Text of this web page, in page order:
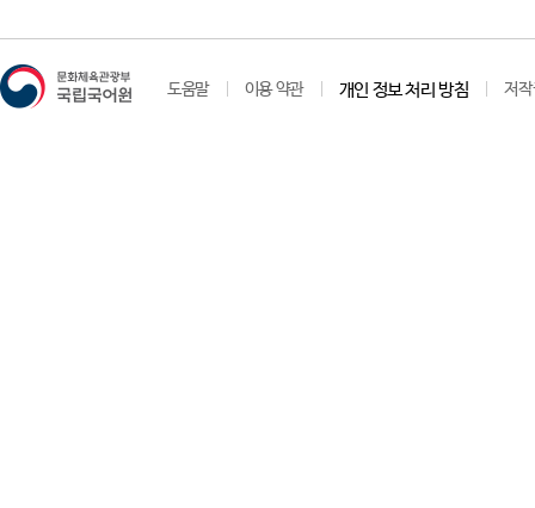
도움말 이용 약관 개인 정보 처리 방침 저